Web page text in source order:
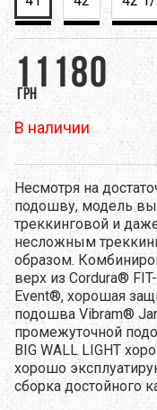
11180
грн
В наличии
Несмотря на
подошву, модель
треккинговой и
несложным
образом.
верх из Cordura®
Event®, хорошая
подошва Vibram®
промежуточной
BIG WALL LIGHT
хорошо
сборка достойного